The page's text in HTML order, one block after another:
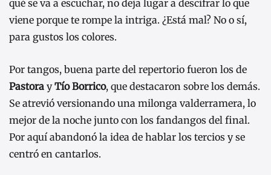
qué se va a escuchar, no deja lugar a descifrar lo que
viene porque te rompe la intriga. ¿Está mal? No o sí,
para gustos los colores.
Por tangos, buena parte del repertorio fueron los de
Pastora yTío Borrico, que destacaron sobre los demás.
Se atrevió versionando una milonga valderramera, lo
mejor de la noche junto con los fandangos del final.
Por aquí abandonó la idea de hablar los tercios y se
centró en cantarlos.